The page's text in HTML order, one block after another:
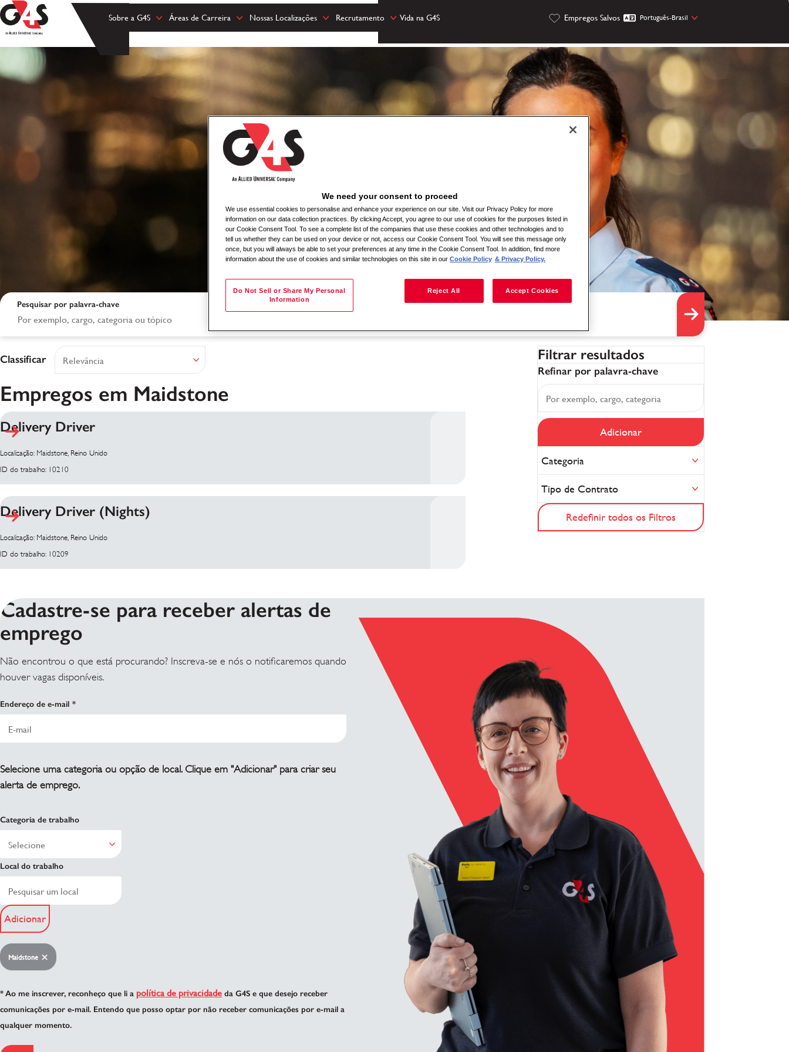
Sobre a G4S Áreas de Carreira Nossas Localizações Recrutamento Vida na G4S Empregos Salvos Português-Brasil
Resultados da pesquisa
Pesquisar por palavra-chave Pesquisar por local
Classificar
Empregos em Maidstone
Delivery Driver
Localização: Maidstone, Reino Unido
ID do trabalho: 10210
Delivery Driver (Nights)
Localização: Maidstone, Reino Unido
ID do trabalho: 10209
Filtrar resultados
Refinar por palavra-chave
Adicionar
Categoria
Tipo de Contrato
Redefinir todos os Filtros
Cadastre-se para receber alertas de
emprego
Não encontrou o que está procurando? Inscreva-se e nós o notificaremos quando
houver vagas disponíveis.
Endereço de e-mail
Selecione uma categoria ou opção de local. Clique em "Adicionar" para criar seu
alerta de emprego.
Categoria de trabalho
Local do trabalho
Adicionar
Maidstone
* Ao me inscrever, reconheço que li a política de privacidade da G4S e que desejo receber
comunicações por e-mail. Entendo que posso optar por não receber comunicações por e-mail a
qualquer momento.
We need your consent to proceed
We use essential cookies to personalise and enhance your experience on our site. Visit our Privacy Policy for more
information on our data collection practices. By clicking Accept, you agree to our use of cookies for the purposes listed in
our Cookie Consent Tool. To see a complete list of the companies that use these cookies and other technologies and to
tell us whether they can be used on your device or not, access our Cookie Consent Tool. You will see this message only
once, but you will always be able to set your preferences at any time in the Cookie Consent Tool. In addition, find more
information about the use of cookies and similar technologies on this site in our Cookie Policy & Privacy Policy.
Do Not Sell or Share My Personal
Information
Reject All Accept Cookies